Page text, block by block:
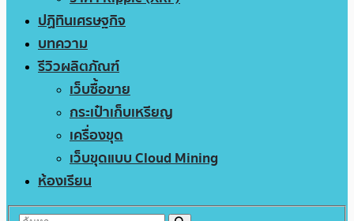
ปฏิทินเศรษฐกิจ
บทความ
รีวิวผลิตภัณฑ์
เว็บซื้อขาย
กระเป๋าเก็บเหรียญ
เครื่องขุด
เว็บขุดแบบ Cloud Mining
ห้องเรียน